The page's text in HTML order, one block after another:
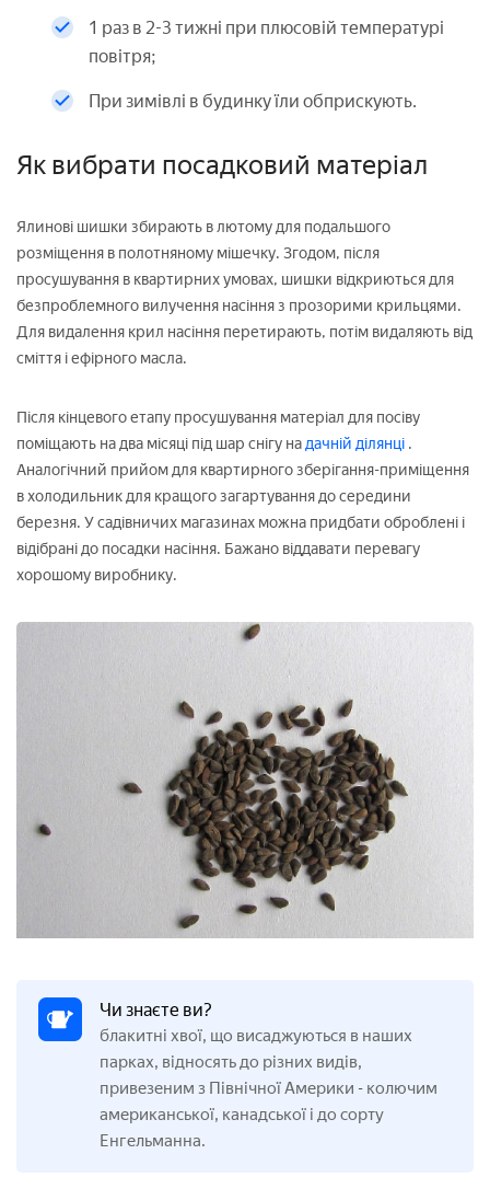
1 раз в 2-3 тижні при плюсовій температурі
повітря;
При зимівлі в будинку їли обприскують.
Як вибрати посадковий матеріал
Ялинові шишки збирають в лютому для подальшого
розміщення в полотняному мішечку. Згодом, після
просушування в квартирних умовах, шишки відкриються для
безпроблемного вилучення насіння з прозорими крильцями.
Для видалення крил насіння перетирають, потім видаляють від
сміття і ефірного масла.
Після кінцевого етапу просушування матеріал для посіву
поміщають на два місяці під шар снігу надачній ділянці .
Аналогічний прийом для квартирного зберігання-приміщення
в холодильник для кращого загартування до середини
березня. У садівничих магазинах можна придбати оброблені і
відібрані до посадки насіння. Бажано віддавати перевагу
хорошому виробнику.
Чи знаєте ви?
блакитні хвої, що висаджуються в наших
парках, відносять до різних видів,
привезеним з Північної Америки - колючим
американської, канадської і до сорту
Енгельманна.